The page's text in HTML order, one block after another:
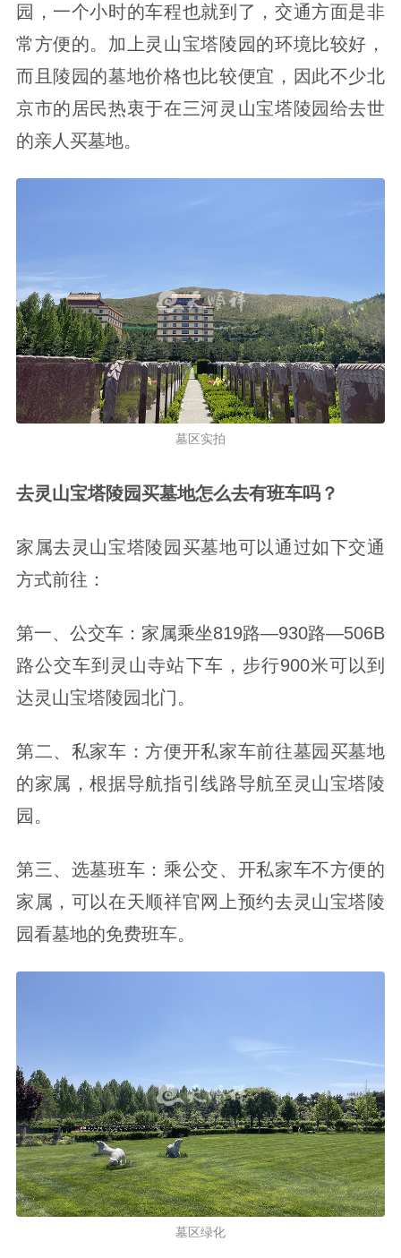
园，一个小时的车程也就到了，交通方面是非
常方便的。加上灵山宝塔陵园的环境比较好，
而且陵园的墓地价格也比较便宜，因此不少北
京市的居民热衷于在三河灵山宝塔陵园给去世
的亲人买墓地。
墓区实拍
去灵山宝塔陵园买墓地怎么去有班车吗？
家属去灵山宝塔陵园买墓地可以通过如下交通
方式前往：
第一、公交车：家属乘坐819路—930路—506B
路公交车到灵山寺站下车，步行900米可以到
达灵山宝塔陵园北门。
第二、私家车：方便开私家车前往墓园买墓地
的家属，根据导航指引线路导航至灵山宝塔陵
园。
第三、选墓班车：乘公交、开私家车不方便的
家属，可以在天顺祥官网上预约去灵山宝塔陵
园看墓地的免费班车。
墓区绿化